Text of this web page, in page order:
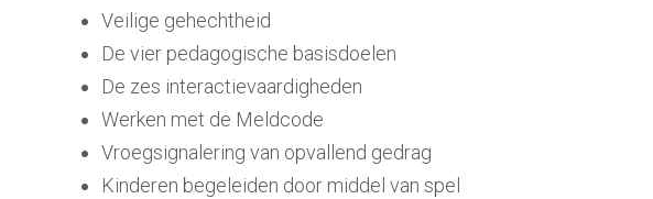
Veilige gehechtheid
De vier pedagogische basisdoelen
De zes interactievaardigheden
Werken met de Meldcode
Vroegsignalering van opvallend gedrag
Kinderen begeleiden door middel van spel